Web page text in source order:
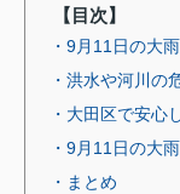
【目次】
・9月11日の大
・洪水や河川の
・大田区で安心
・9月11日の大
・まとめ